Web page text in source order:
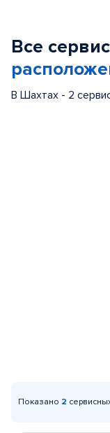
Все
В Шахтах - 2
Показано 2